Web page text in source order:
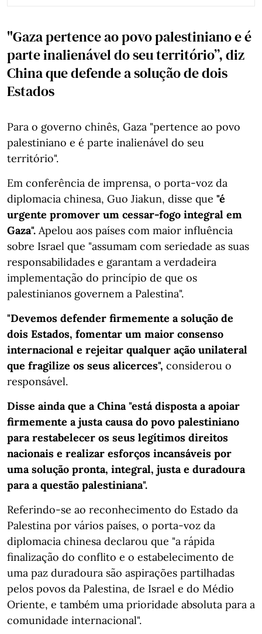
"Gaza pertence ao povo palestiniano e é
parte inalienável do seu território”, diz
China que defende a solução de dois
Estados
Para o governo chinês, Gaza "pertence ao povo
palestiniano e é parte inalienável do seu
território".
Em conferência de imprensa, o porta-voz da
diplomacia chinesa, Guo Jiakun, disse que "é
urgente promover um cessar-fogo integral em
Gaza". Apelou aos países com maior influência
sobre Israel que "assumam com seriedade as suas
responsabilidades e garantam a verdadeira
implementação do princípio de que os
palestinianos governem a Palestina".
"Devemos defender firmemente a solução de
dois Estados, fomentar um maior consenso
internacional e rejeitar qualquer ação unilateral
que fragilize os seus alicerces", considerou o
responsável.
Disse ainda que a China "está disposta a apoiar
firmemente a justa causa do povo palestiniano
para restabelecer os seus legítimos direitos
nacionais e realizar esforços incansáveis por
uma solução pronta, integral, justa e duradoura
para a questão palestiniana".
Referindo-se ao reconhecimento do Estado da
Palestina por vários países, o porta-voz da
diplomacia chinesa declarou que "a rápida
finalização do conflito e o estabelecimento de
uma paz duradoura são aspirações partilhadas
pelos povos da Palestina, de Israel e do Médio
Oriente, e também uma prioridade absoluta para a
comunidade internacional".